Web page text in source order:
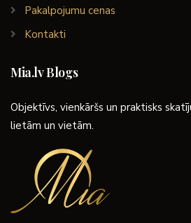
Pakalpojumu cenas
Kontakti
Mia.lv Blogs
Objektīvs, vienkāršs un praktisks
lietām un vietām.